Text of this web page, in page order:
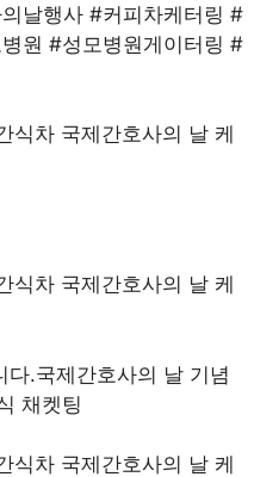
날행사 #커피차케터링 #
원 #성모병원게이터링 #
다.국제간호사의 날 기념
채켓팅